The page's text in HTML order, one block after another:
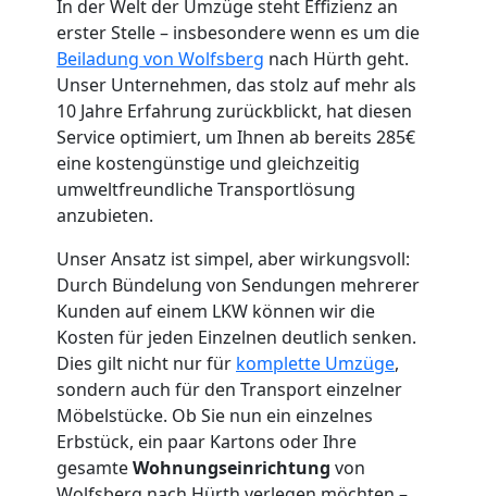
In der Welt der Umzüge steht Effizienz an
erster Stelle – insbesondere wenn es um die
Beiladung von Wolfsberg nach Hürth geht.
Unser Unternehmen, das stolz auf mehr als
10 Jahre Erfahrung zurückblickt, hat diesen
Service optimiert, um Ihnen ab bereits 285€
eine kostengünstige und gleichzeitig
umweltfreundliche Transportlösung
anzubieten.
Unser Ansatz ist simpel, aber wirkungsvoll:
Durch Bündelung von Sendungen mehrerer
Kunden auf einem LKW können wir die
Kosten für jeden Einzelnen deutlich senken.
Dies gilt nicht nur für komplette Umzüge,
sondern auch für den Transport einzelner
Möbelstücke. Ob Sie nun ein einzelnes
Erbstück, ein paar Kartons oder Ihre
gesamteWohnungseinrichtung von
Umzugshelfer
Wolfsberg
Möbeltaxi
Wolfsberg
Kleintransport
Wolfsberg